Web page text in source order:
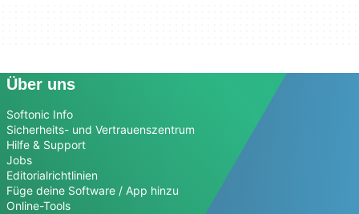
Über uns
Softonic Info
Sicherheits- und Vertrauenszentrum
Hilfe & Support
Jobs
Editorialrichtlinien
Füge deine Software / App hinzu
Online-Tools